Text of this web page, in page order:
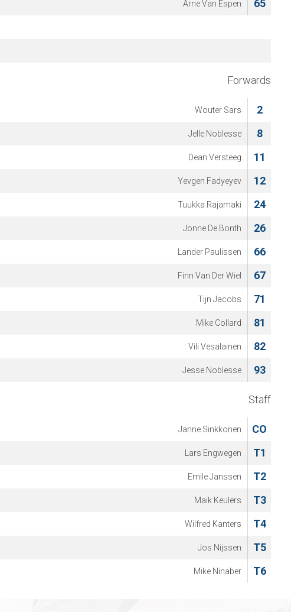
65
Arne Van Espen
Forwards
2
Wouter Sars
8
Jelle Noblesse
11
Dean Versteeg
12
Yevgen Fadyeyev
24
Tuukka Rajamaki
26
Jonne De Bonth
66
Lander Paulissen
67
Finn Van Der Wiel
71
Tijn Jacobs
81
Mike Collard
82
Vili Vesalainen
93
Jesse Noblesse
Staff
CO
Janne Sinkkonen
T1
Lars Engwegen
T2
Emile Janssen
T3
Maik Keulers
T4
Wilfred Kanters
T5
Jos Nijssen
T6
Mike Ninaber